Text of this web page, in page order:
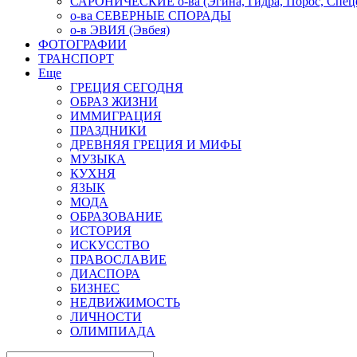
о-ва СЕВЕРНЫЕ СПОРАДЫ
о-в ЭВИЯ (Эвбея)
ФОТОГРАФИИ
ТРАНСПОРТ
Еще
ГРЕЦИЯ СЕГОДНЯ
ОБРАЗ ЖИЗНИ
ИММИГРАЦИЯ
ПРАЗДНИКИ
ДРЕВНЯЯ ГРЕЦИЯ И МИФЫ
МУЗЫКА
КУХНЯ
ЯЗЫК
МОДА
ОБРАЗОВАНИЕ
ИСТОРИЯ
ИСКУССТВО
ПРАВОСЛАВИЕ
ДИАСПОРА
БИЗНЕС
НЕДВИЖИМОСТЬ
ЛИЧНОСТИ
ОЛИМПИАДА